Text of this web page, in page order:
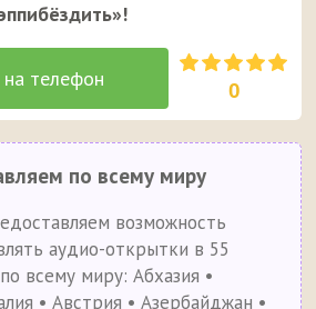
0
по всему миру
возможность
аудио-открытки в 55
всему миру: Абхазия •
• Австрия • Азербайджан •